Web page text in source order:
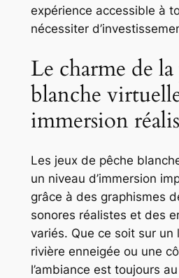
expérience accessible à
nécessiter
Le charme de la
blanche
immersion
Les jeux de pêche
un niveau d’immersion
grâce à des graphismes
sonores réalistes et des
variés. Que ce soit sur un
rivière enneigée ou une
l’ambiance est toujours